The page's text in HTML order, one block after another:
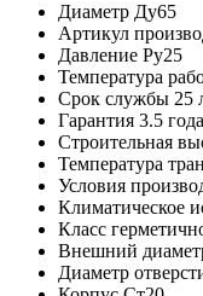
Диаметр Ду65
Артикул
Давление Ру25
Температура
Срок службы 25
Гарантия 3.5 года
Строительная
Температура
Условия
Климатическое
Класс
Внешний
Диаметр